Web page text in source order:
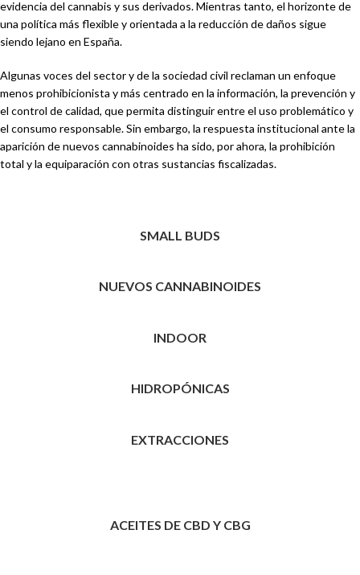
evidencia del cannabis y sus derivados. Mientras tanto, el horizonte de
una política más flexible y orientada a la reducción de daños sigue
siendo lejano en España.
Algunas voces del sector y de la sociedad civil reclaman un enfoque
menos prohibicionista y más centrado en la información, la prevención y
el control de calidad, que permita distinguir entre el uso problemático y
el consumo responsable. Sin embargo, la respuesta institucional ante la
aparición de nuevos cannabinoides ha sido, por ahora, la prohibición
total y la equiparación con otras sustancias fiscalizadas.
SMALL BUDS
NUEVOS CANNABINOIDES
INDOOR
HIDROPÓNICAS
EXTRACCIONES
ACEITES DE CBD Y CBG